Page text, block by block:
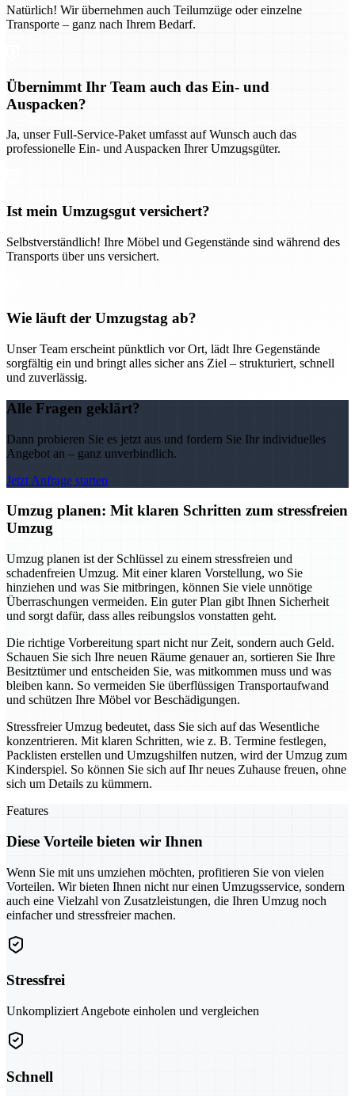
Natürlich! Wir übernehmen auch Teilumzüge oder einzelne
Transporte – ganz nach Ihrem Bedarf.
Übernimmt Ihr Team auch das Ein- und
Auspacken?
Ja, unser Full-Service-Paket umfasst auf Wunsch auch das
professionelle Ein- und Auspacken Ihrer Umzugsgüter.
Ist mein Umzugsgut versichert?
Selbstverständlich! Ihre Möbel und Gegenstände sind während des
Transports über uns versichert.
Wie läuft der Umzugstag ab?
Unser Team erscheint pünktlich vor Ort, lädt Ihre Gegenstände
sorgfältig ein und bringt alles sicher ans Ziel – strukturiert, schnell
und zuverlässig.
Alle Fragen geklärt?
Dann probieren Sie es jetzt aus und fordern Sie Ihr individuelles
Angebot an – ganz unverbindlich.
Jetzt Anfrage starten
Umzug planen: Mit klaren Schritten zum stressfreien
Umzug
Umzug planen ist der Schlüssel zu einem stressfreien und
schadenfreien Umzug. Mit einer klaren Vorstellung, wo Sie
hinziehen und was Sie mitbringen, können Sie viele unnötige
Überraschungen vermeiden. Ein guter Plan gibt Ihnen Sicherheit
und sorgt dafür, dass alles reibungslos vonstatten geht.
Die richtige Vorbereitung spart nicht nur Zeit, sondern auch Geld.
Schauen Sie sich Ihre neuen Räume genauer an, sortieren Sie Ihre
Besitztümer und entscheiden Sie, was mitkommen muss und was
bleiben kann. So vermeiden Sie überflüssigen Transportaufwand
und schützen Ihre Möbel vor Beschädigungen.
Stressfreier Umzug bedeutet, dass Sie sich auf das Wesentliche
konzentrieren. Mit klaren Schritten, wie z. B. Termine festlegen,
Packlisten erstellen und Umzugshilfen nutzen, wird der Umzug zum
Kinderspiel. So können Sie sich auf Ihr neues Zuhause freuen, ohne
sich um Details zu kümmern.
Features
Diese Vorteile bieten wir Ihnen
Wenn Sie mit uns umziehen möchten, profitieren Sie von vielen
Vorteilen. Wir bieten Ihnen nicht nur einen Umzugsservice, sondern
auch eine Vielzahl von Zusatzleistungen, die Ihren Umzug noch
einfacher und stressfreier machen.
Stressfrei
Unkompliziert Angebote einholen und vergleichen
Schnell